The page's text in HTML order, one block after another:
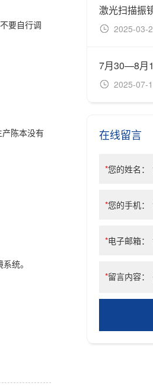
要自行调
陈本没有
统。
激光扫描振
2025-03-
2025-07-
在线留言
*您的姓名：
*您的手机：
*电子邮箱：
*留言内容：